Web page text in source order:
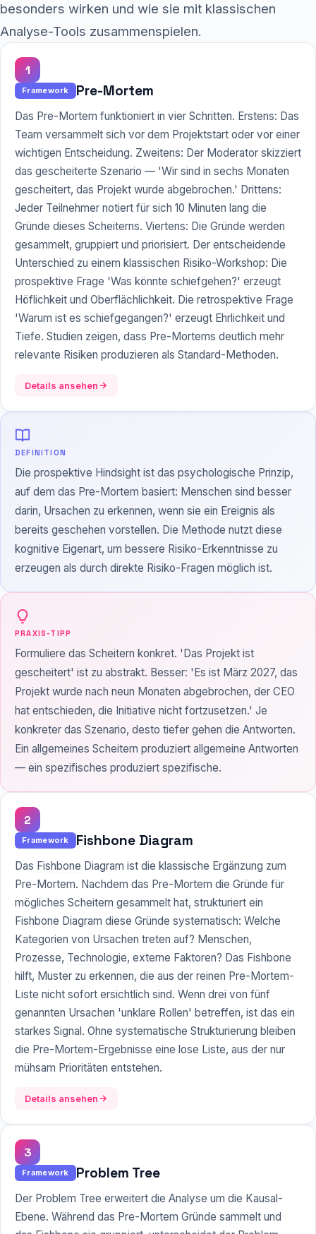
besonders wirken und wie sie mit klassischen
Analyse-Tools zusammenspielen.
1
Framework Pre-Mortem
Das Pre-Mortem funktioniert in vier Schritten. Erstens: Das
Team versammelt sich vor dem Projektstart oder vor einer
wichtigen Entscheidung. Zweitens: Der Moderator skizziert
das gescheiterte Szenario — 'Wir sind in sechs Monaten
gescheitert, das Projekt wurde abgebrochen.' Drittens:
Jeder Teilnehmer notiert für sich 10 Minuten lang die
Gründe dieses Scheiterns. Viertens: Die Gründe werden
gesammelt, gruppiert und priorisiert. Der entscheidende
Unterschied zu einem klassischen Risiko-Workshop: Die
prospektive Frage 'Was könnte schiefgehen?' erzeugt
Höflichkeit und Oberflächlichkeit. Die retrospektive Frage
'Warum ist es schiefgegangen?' erzeugt Ehrlichkeit und
Tiefe. Studien zeigen, dass Pre-Mortems deutlich mehr
relevante Risiken produzieren als Standard-Methoden.
Details ansehen
DEFINITION
Die prospektive Hindsight ist das psychologische Prinzip,
auf dem das Pre-Mortem basiert: Menschen sind besser
darin, Ursachen zu erkennen, wenn sie ein Ereignis als
bereits geschehen vorstellen. Die Methode nutzt diese
kognitive Eigenart, um bessere Risiko-Erkenntnisse zu
erzeugen als durch direkte Risiko-Fragen möglich ist.
PRAXIS-TIPP
Formuliere das Scheitern konkret. 'Das Projekt ist
gescheitert' ist zu abstrakt. Besser: 'Es ist März 2027, das
Projekt wurde nach neun Monaten abgebrochen, der CEO
hat entschieden, die Initiative nicht fortzusetzen.' Je
konkreter das Szenario, desto tiefer gehen die Antworten.
Ein allgemeines Scheitern produziert allgemeine Antworten
— ein spezifisches produziert spezifische.
2
Framework Fishbone Diagram
Das Fishbone Diagram ist die klassische Ergänzung zum
Pre-Mortem. Nachdem das Pre-Mortem die Gründe für
mögliches Scheitern gesammelt hat, strukturiert ein
Fishbone Diagram diese Gründe systematisch: Welche
Kategorien von Ursachen treten auf? Menschen,
Prozesse, Technologie, externe Faktoren? Das Fishbone
hilft, Muster zu erkennen, die aus der reinen Pre-Mortem-
Liste nicht sofort ersichtlich sind. Wenn drei von fünf
genannten Ursachen 'unklare Rollen' betreffen, ist das ein
starkes Signal. Ohne systematische Strukturierung bleiben
die Pre-Mortem-Ergebnisse eine lose Liste, aus der nur
mühsam Prioritäten entstehen.
Details ansehen
3
Framework Problem Tree
Der Problem Tree erweitert die Analyse um die Kausal-
Ebene. Während das Pre-Mortem Gründe sammelt und